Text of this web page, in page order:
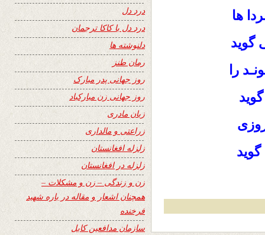
ها
گوید
را
درد دل
درد دل با کاکا ترجمان
دلنوشته ها
رمان طنز
روز جهانی پدر مبارک
روز جهانی زن مبارکباد
زبان مادری
زراعتی و مالداری
زلزله افغانستان
زلزله در افغانستان
زن و زندگی – زن و مشکلات –
همچنان اشعار و مقاله در باره شهید
فرخنده
سازمان مدافعین کابل